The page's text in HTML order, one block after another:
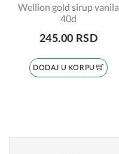
Wellion gold sirup vanila
40d
245.00 RSD
DODAJ U KORPU